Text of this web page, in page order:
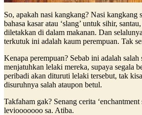
So, apakah nasi kangkang? Nasi kangkang
bahasa kasar atau ‘slang’ untuk sihir,
diletakkan di dalam makanan. Dan
terkutuk ini adalah kaum perempuan. Tak
Kenapa perempuan? Sebab ini adalah
menjatuhkan lelaki mereka, supaya segala
peribadi akan dituruti lelaki tersebut, tak
disuruhnya salah ataupon betul.
Takfaham gak? Senang cerita ‘enchantment
leviooooooo sa. Atiba.